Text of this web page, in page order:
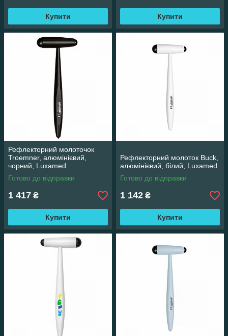
Купити Купити
Рефлекторний молоточок
Troemner, алюмінієвий,
чорний, Luxamed
Готово до відправки
1 417 ₴
Купити
Рефлекторний молоток Buck,
алюмінієвий, білий, Luxamed
Готово до відправки
1 142 ₴
Купити